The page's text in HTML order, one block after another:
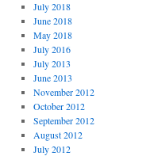
July 2018
June 2018
May 2018
July 2016
July 2013
June 2013
November 2012
October 2012
September 2012
August 2012
July 2012